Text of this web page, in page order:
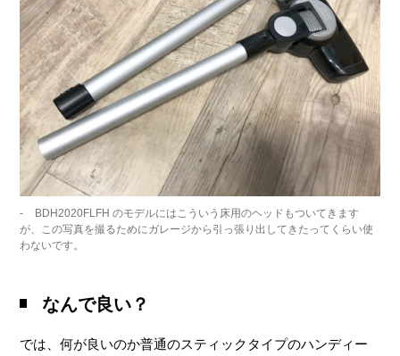
BDH2020FLFH のモデルにはこういう床用のヘッドもついてきます
が、この写真を撮るためにガレージから引っ張り出してきたってくらい使
わないです。
なんで良い？
では、何が良いのか普通のスティックタイプのハンディー